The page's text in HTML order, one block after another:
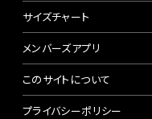
サイズチャート
メンバーズアプリ
このサイトについて
プライバシーポリシー